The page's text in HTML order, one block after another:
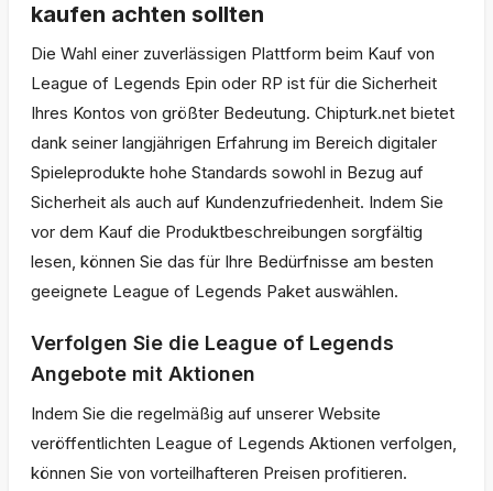
kaufen achten sollten
Die Wahl einer zuverlässigen Plattform beim Kauf von
League of Legends Epin oder RP ist für die Sicherheit
Ihres Kontos von größter Bedeutung. Chipturk.net bietet
dank seiner langjährigen Erfahrung im Bereich digitaler
Spieleprodukte hohe Standards sowohl in Bezug auf
Sicherheit als auch auf Kundenzufriedenheit. Indem Sie
vor dem Kauf die Produktbeschreibungen sorgfältig
lesen, können Sie das für Ihre Bedürfnisse am besten
geeignete League of Legends Paket auswählen.
Verfolgen Sie die League of Legends
Angebote mit Aktionen
Indem Sie die regelmäßig auf unserer Website
veröffentlichten League of Legends Aktionen verfolgen,
können Sie von vorteilhafteren Preisen profitieren.